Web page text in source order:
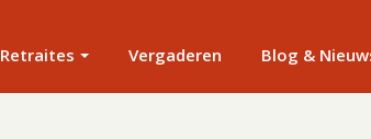
Retraites Vergaderen Blog &